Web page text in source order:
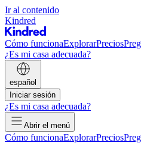
Ir al contenido
Kindred
Cómo funcionaExplorarPrecios
¿Es mi casa adecuada?
español
Iniciar sesión
¿Es mi casa adecuada?
Abrir el menú
Cómo funcionaExplorarPrecios